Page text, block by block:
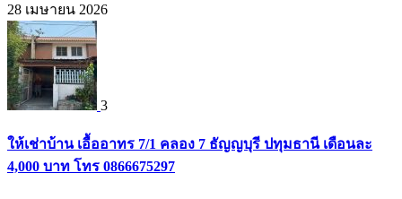
28 เมษายน 2026
3
ให้เช่าบ้าน เอื้ออาทร 7/1 คลอง 7 ธัญญบุรี ปทุมธานี เดือนละ
4,000 บาท โทร 0866675297